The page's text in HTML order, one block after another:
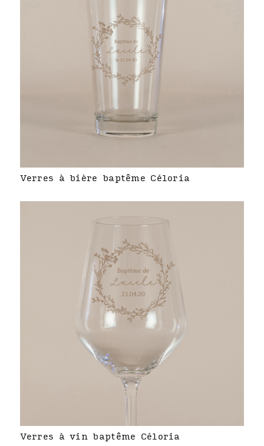
Verres à bière baptême Céloria
Verres à vin baptême Céloria